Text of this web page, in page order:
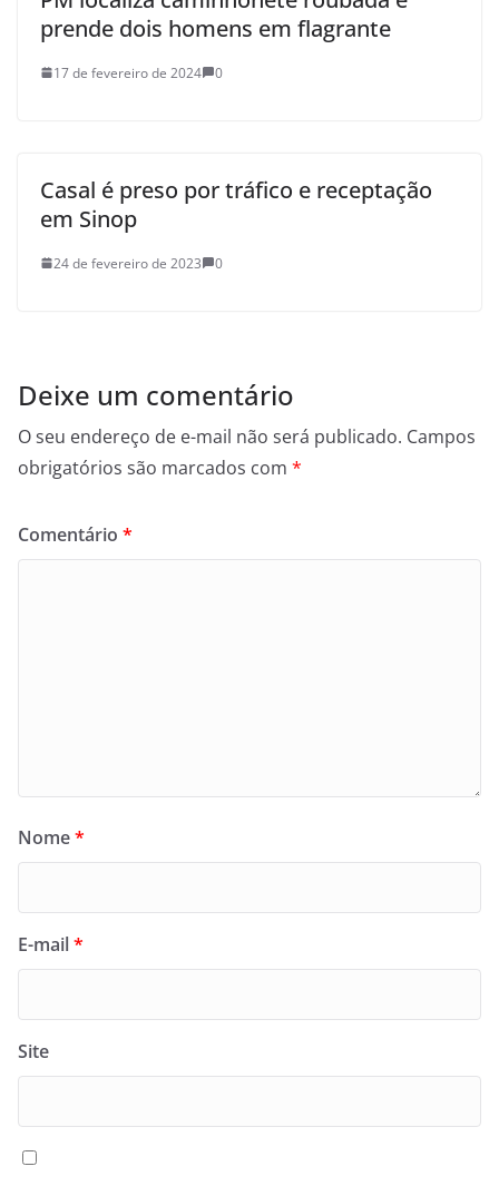
prende dois homens em flagrante
17 de fevereiro de 2024 0
Casal é preso por tráfico e receptação
em Sinop
24 de fevereiro de 2023 0
Deixe um comentário
O seu endereço de e-mail não será publicado. Campos
obrigatórios são marcados com *
Comentário *
Nome*
E-mail*
Site